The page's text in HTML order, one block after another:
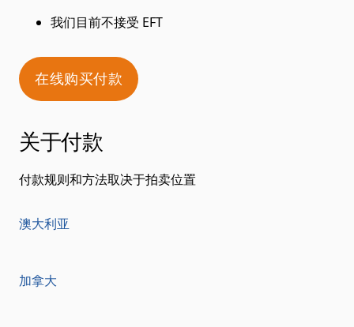
我们目前不接受 EFT
在线购买付款
关于付款
付款规则和方法取决于拍卖位置
澳大利亚
加拿大